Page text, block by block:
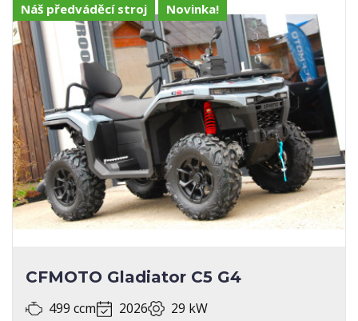
Náš předváděcí stroj Novinka!
CFMOTO Gladiator C5 G4
499 ccm 2026 29 kW